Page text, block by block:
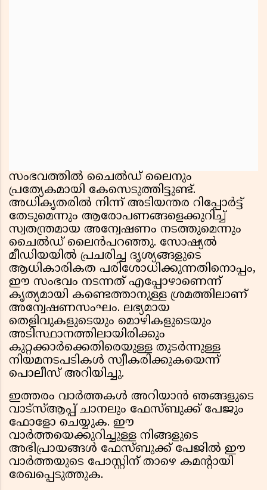
സംഭവത്തിൽ ചൈൽഡ് ലൈനും
പ്രത്യേകമായി കേസെടുത്തിട്ടുണ്ട്.
അധികൃതരിൽ നിന്ന് അടിയന്തര റിപ്പോർട്ട്
തേടുമെന്നും ആരോപണങ്ങളെക്കുറിച്ച്
സ്വതന്ത്രമായ അന്വേഷണം നടത്തുമെന്നും
ചൈൽഡ് ലൈൻപറഞ്ഞു. സോഷ്യൽ
മീഡിയയിൽ പ്രചരിച്ച ദൃശ്യങ്ങളുടെ
ആധികാരികത പരിശോധിക്കുന്നതിനൊപ്പം,
ഈ സംഭവം നടന്നത് എപ്പോഴാണെന്ന്
കൃത്യമായി കണ്ടെത്താനുള്ള ശ്രമത്തിലാണ്
അന്വേഷണസംഘം. ലഭ്യമായ
തെളിവുകളുടെയും മൊഴികളുടെയും
അടിസ്ഥാനത്തിലായിരിക്കും
കുറ്റക്കാർക്കെതിരെയുള്ള തുടർന്നുള്ള
നിയമനടപടികൾ സ്വീകരിക്കുകയെന്ന്
പൊലീസ് അറിയിച്ചു.
ഇത്തരം വാർത്തകൾ അറിയാൻ ഞങ്ങളുടെ
വാട്സ്ആപ്പ് ചാനലും ഫേസ്ബുക്ക് പേജും
ഫോളോ ചെയ്യുക. ഈ
വാർത്തയെക്കുറിച്ചുള്ള നിങ്ങളുടെ
അഭിപ്രായങ്ങൾ ഫേസ്ബുക്ക് പേജിൽ ഈ
വാർത്തയുടെ പോസ്റ്റിന് താഴെ കമൻ്റായി
രേഖപ്പെടുത്തുക.